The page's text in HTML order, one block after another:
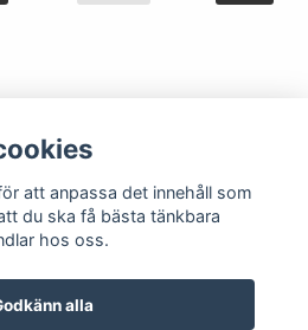
att anpassa det innehåll som
du ska få bästa tänkbara
hos oss.
alla